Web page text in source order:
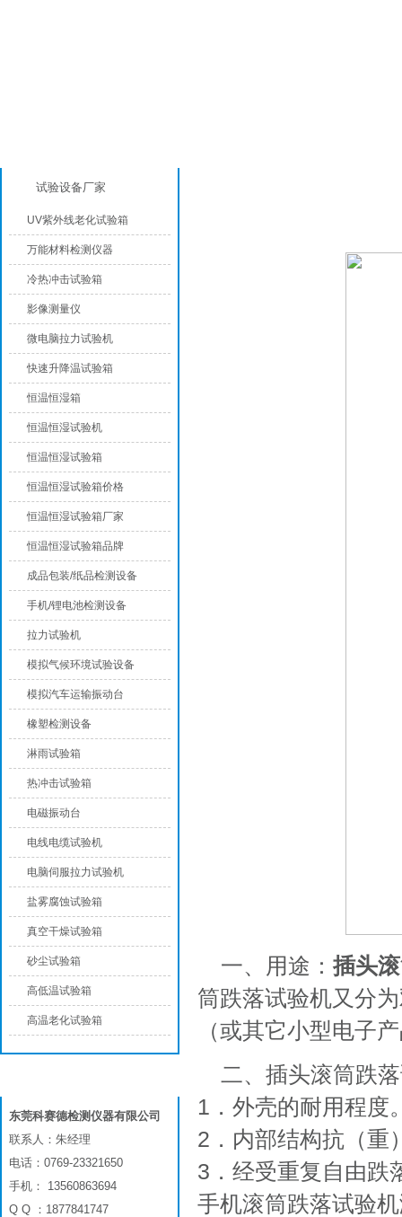
一、用途： 插头
筒跌落试验机又分
（或其它小型电子
二、插头滚筒跌
1．外壳的耐用程度
2．内部结构抗（重
3．经受重复自由跌
手机滚筒跌落试验
试验设备厂家
UV紫外线老化试验箱
万能材料检测仪器
冷热冲击试验箱
影像测量仪
微电脑拉力试验机
快速升降温试验箱
恒温恒湿箱
恒温恒湿试验机
恒温恒湿试验箱
恒温恒湿试验箱价格
恒温恒湿试验箱厂家
恒温恒湿试验箱品牌
成品包装/纸品检测设备
手机/锂电池检测设备
拉力试验机
模拟气候环境试验设备
模拟汽车运输振动台
橡塑检测设备
淋雨试验箱
热冲击试验箱
电磁振动台
电线电缆试验机
电脑伺服拉力试验机
盐雾腐蚀试验箱
真空干燥试验箱
砂尘试验箱
高低温试验箱
高温老化试验箱
东莞科赛德检测仪器有限公司
联系人：朱经理
电话：0769-23321650
手机： 13560863694
Q Q ：1877841747